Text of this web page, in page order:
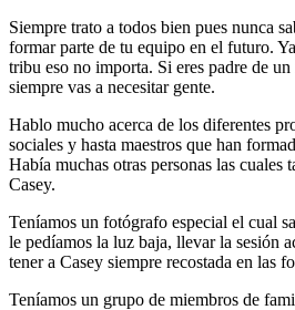
Siempre trato a todos bien pues nunca
formar parte de tu equipo en el futuro.
tribu eso no importa. Si eres padre de
siempre vas a necesitar gente.
Hablo mucho acerca de los diferentes
sociales y hasta maestros que han
Había muchas otras personas las cuales
Casey.
Teníamos un fotógrafo especial el cual
le pedíamos la luz baja, llevar la sesión
tener a Casey siempre recostada en las
Teníamos un grupo de miembros de